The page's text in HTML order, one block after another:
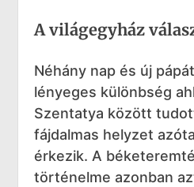
A világegyház
Néhány nap és új
lényeges különbség
Szentatya között
fájdalmas helyzet
érkezik. A
történelme azonban